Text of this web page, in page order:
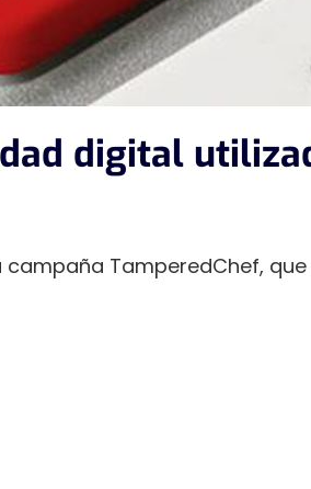
digital
campaña TamperedChef,